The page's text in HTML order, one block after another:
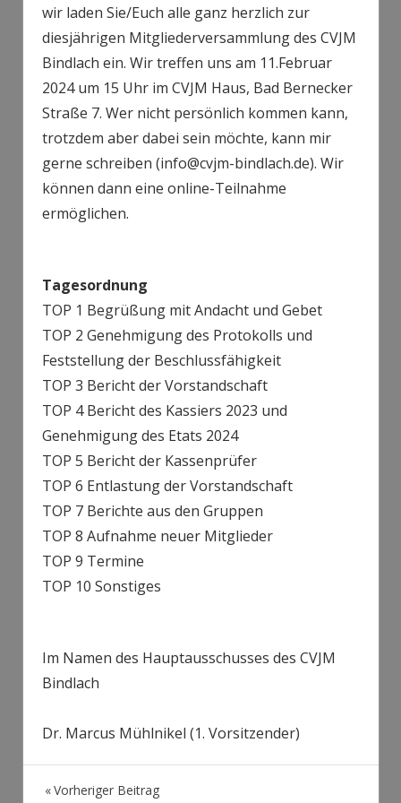
wir laden Sie/Euch alle ganz herzlich zur
diesjährigen Mitgliederversammlung des CVJM
Bindlach ein. Wir treffen uns am 11.Februar
2024 um 15 Uhr im CVJM Haus, Bad Bernecker
Straße 7. Wer nicht persönlich kommen kann,
trotzdem aber dabei sein möchte, kann mir
gerne schreiben (info@cvjm-bindlach.de). Wir
können dann eine online-Teilnahme
ermöglichen.
Tagesordnung
TOP 1 Begrüßung mit Andacht und Gebet
TOP 2 Genehmigung des Protokolls und
Feststellung der Beschlussfähigkeit
TOP 3 Bericht der Vorstandschaft
TOP 4 Bericht des Kassiers 2023 und
Genehmigung des Etats 2024
TOP 5 Bericht der Kassenprüfer
TOP 6 Entlastung der Vorstandschaft
TOP 7 Berichte aus den Gruppen
TOP 8 Aufnahme neuer Mitglieder
TOP 9 Termine
TOP 10 Sonstiges
Im Namen des Hauptausschusses des CVJM
Bindlach
Dr. Marcus Mühlnikel (1. Vorsitzender)
Beitragsnavigation
Vorheriger Beitrag